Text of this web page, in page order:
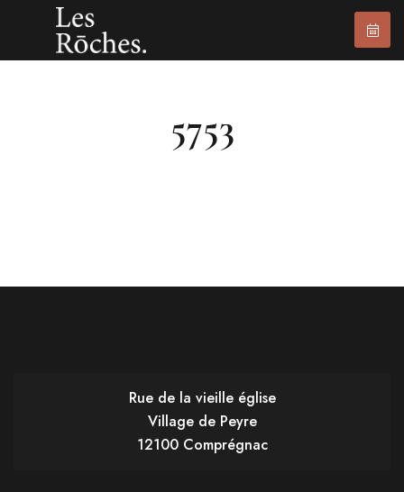
5753
Rue de la vieille église
Village de Peyre
12100 Comprégnac